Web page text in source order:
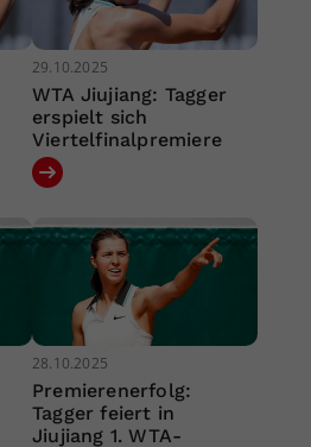
29.10.2025
WTA Jiujiang: Tagger
erspielt sich
Viertelfinalpremiere
28.10.2025
Premierenerfolg:
Tagger feiert in
Jiujiang 1. WTA-